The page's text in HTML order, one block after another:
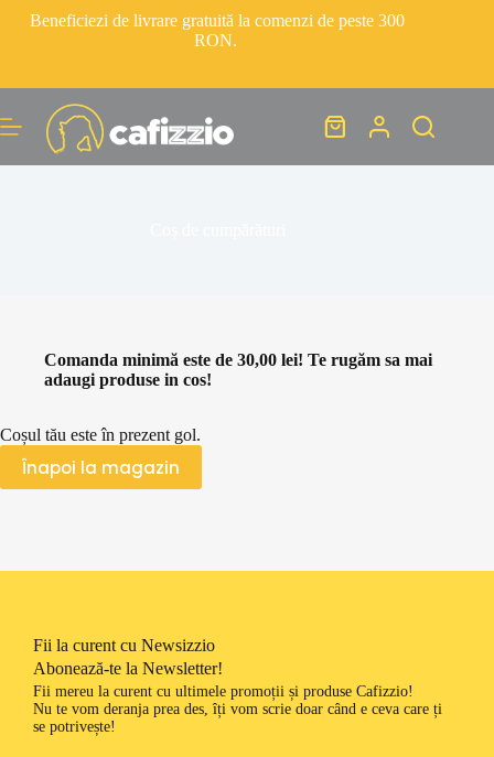
Beneficiezi de livrare gratuită la comenzi de peste 300
RON.
Comanda minimă este de 30,00 lei! Te rugăm sa mai
adaugi produse in cos!
Coșul tău este în prezent gol.
Înapoi la magazin
Fii la curent cu Newsizzio
Abonează-te la Newsletter!
Fii mereu la curent cu ultimele promoții și produse Cafizzio!
Nu te vom deranja prea des, îți vom scrie doar când e ceva care ți
se potrivește!